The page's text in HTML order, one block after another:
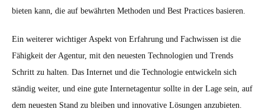
bieten kann, die auf bewährten Methoden und Best Practices basieren.
Ein weiterer wichtiger Aspekt von Erfahrung und Fachwissen ist die
Fähigkeit der Agentur, mit den neuesten Technologien und Trends
Schritt zu halten. Das Internet und die Technologie entwickeln sich
ständig weiter, und eine gute Internetagentur sollte in der Lage sein, auf
dem neuesten Stand zu bleiben und innovative Lösungen anzubieten.